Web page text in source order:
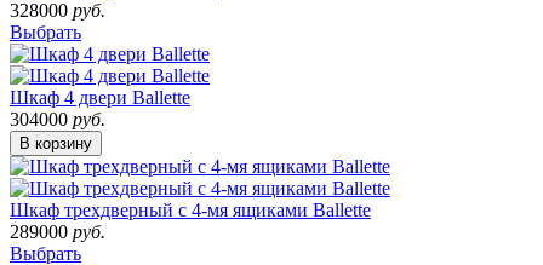
328000 руб.
Выбрать
Шкаф 4 двери Ballette
304000 руб.
В корзину
Шкаф трехдверный c 4-мя ящиками Ballette
289000 руб.
Выбрать